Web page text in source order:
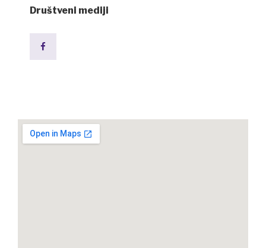
Društveni mediji